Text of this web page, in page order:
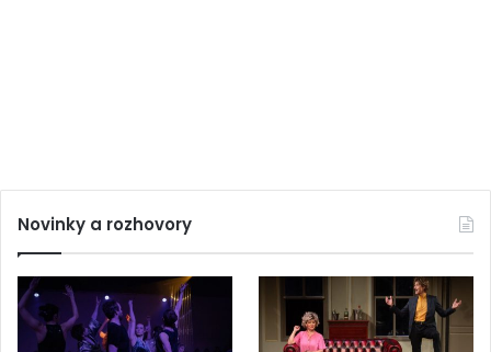
Novinky a rozhovory